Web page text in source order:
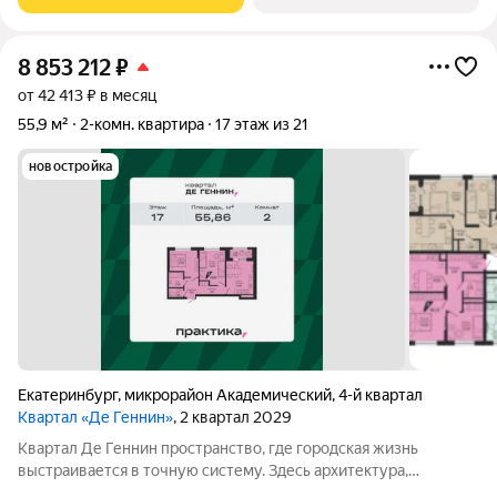
8 853 212₽
от 42 413 ₽ в месяц
55,9 м²
2-комн. квартира 17 этаж из 21
новостройка
Екатеринбург, микрорайон Академический,4-й квартал
Квартал «Де Геннин», 2 квартал 2029
Квартал Де Геннин пространство, где городская жизнь
выстраивается в точную систему. Здесь архитектура,